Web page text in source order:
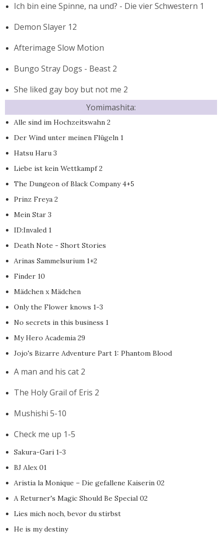
Ich bin eine Spinne, na und? - Die vier Schwestern 1
Demon Slayer 12
Afterimage Slow Motion
Bungo Stray Dogs - Beast 2
She liked gay boy but not me 2
Yomimashita:
Alle sind im Hochzeitswahn 2
Der Wind unter meinen Flügeln 1
Hatsu Haru 3
Liebe ist kein Wettkampf 2
The Dungeon of Black Company 4+5
Prinz Freya 2
Mein Star 3
ID:Invaled 1
Death Note - Short Stories
Arinas Sammelsurium 1+2
Finder 10
Mädchen x Mädchen
Only the Flower knows 1-3
No secrets in this business 1
My Hero Academia 29
Jojo's Bizarre Adventure Part 1: Phantom Blood
A man and his cat 2
The Holy Grail of Eris 2
Mushishi 5-10
Check me up 1-5
Sakura-Gari 1-3
BJ Alex 01
Aristia la Monique – Die gefallene Kaiserin 02
A Returner's Magic Should Be Special 02
Lies mich noch, bevor du stirbst
He is my destiny